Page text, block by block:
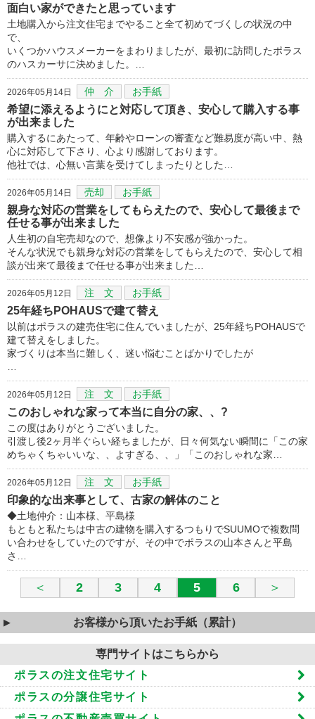
面白い家ができたと思っています
土地購入から注文住宅までやること全て初めてづくしの状況の中
で、
いくつかハウスメーカーをまわりましたが、最初に訪問したポラス
のハスカーサに決めました。…
2026年05月14日 仲 介 お手紙
希望に添えるようにと対応して頂き、安心して購入する事
が出来ました
購入するにあたって、年齢やローンの審査など難易度が高い中、熱
心に対応して下さり、心より感謝しております。
他社では、心無い言葉を受けてしまったりとした…
2026年05月14日 売却 お手紙
親身な対応の営業をしてもらえたので、安心して最後まで
任せる事が出来ました
人生初の自宅売却なので、想像より不安感が強かった。
そんな状況でも親身な対応の営業をしてもらえたので、安心して相
談が出来て最後まで任せる事が出来ました…
2026年05月12日 注 文 お手紙
25年経ちPOHAUSで建て替え
以前はポラスの建売住宅に住んでいましたが、25年経ちPOHAUSで
建て替えをしました。
家づくりは本当に難しく、迷い悩むことばかりでしたが
2026年05月12日 注 文 お手紙
このおしゃれな家って本当に自分の家、、?
この度はありがとうございました。
引渡し後2ヶ月半ぐらい経ちましたが、日々何気ない瞬間に「この家
めちゃくちゃいいな、、よすぎる、、」「このおしゃれな家…
2026年05月12日 注 文 お手紙
印象的な出来事として、古家の解体のこと
◆土地仲介：山本様、平島様
もともと私たちは中古の建物を購入するつもりでSUUMOで複数問
い合わせをしていたのですが、その中でポラスの山本さんと平島
さ…
＜ 2 3 4 5 6 ＞
お客様から頂いたお手紙（累計）
専門サイトはこちらから
ポラスの注文住宅サイト
ポラスの分譲住宅サイト